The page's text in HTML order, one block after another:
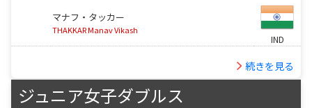
マナフ・タッカー
THAKKAR Manav Vikash
IND
続きを見る
ジュニア女子ダブルス